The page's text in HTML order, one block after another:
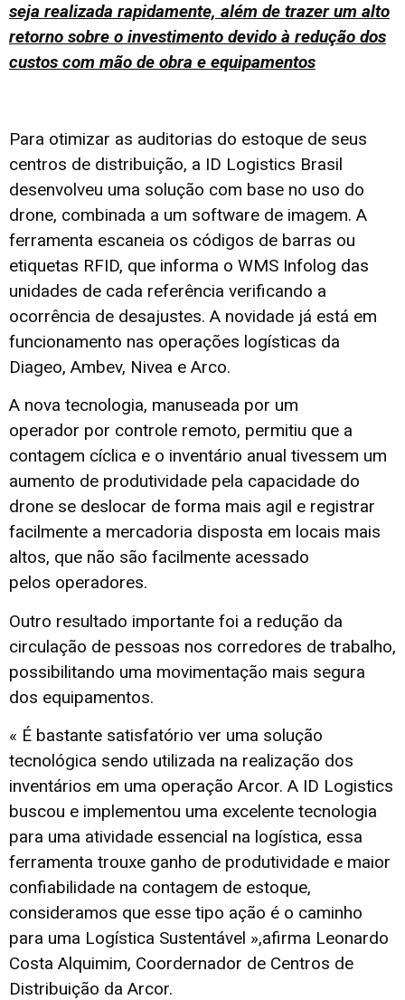
seja realizada rapidamente, além de trazer um alto
retorno sobre o investimento devido à redução dos
custos com mão de obra e equipamentos
Para otimizar as auditorias do estoque de seus
centros de distribuição, a ID Logistics Brasil
desenvolveu uma solução com base no uso do
drone, combinada a um software de imagem. A
ferramenta escaneia os códigos de barras ou
etiquetas RFID, que informa o WMS Infolog das
unidades de cada referência verificando a
ocorrência de desajustes. A novidade já está em
funcionamento nas operações logísticas da
Diageo, Ambev, Nivea e Arco.
A nova tecnologia, manuseada por um
operador por controle remoto, permitiu que a
contagem cíclica e o inventário anual tivessem um
aumento de produtividade pela capacidade do
drone se deslocar de forma mais agil e registrar
facilmente a mercadoria disposta em locais mais
altos, que não são facilmente acessado
pelos operadores.
Outro resultado importante foi a redução da
circulação de pessoas nos corredores de trabalho,
possibilitando uma movimentação mais segura
dos equipamentos.
« É bastante satisfatório ver uma solução
tecnológica sendo utilizada na realização dos
inventários em uma operação Arcor. A ID Logistics
buscou e implementou uma excelente tecnologia
para uma atividade essencial na logística, essa
ferramenta trouxe ganho de produtividade e maior
confiabilidade na contagem de estoque,
consideramos que esse tipo ação é o caminho
para uma Logística Sustentável »,afirma Leonardo
Costa Alquimim, Coordernador de Centros de
Distribuição da Arcor.